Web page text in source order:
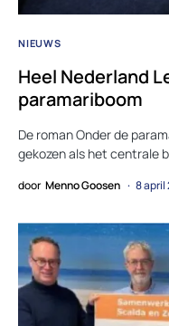
NIEUWS
Heel Nederland
paramariboom
De roman Onder de
gekozen als het centrale
door Menno Goosen 8 april